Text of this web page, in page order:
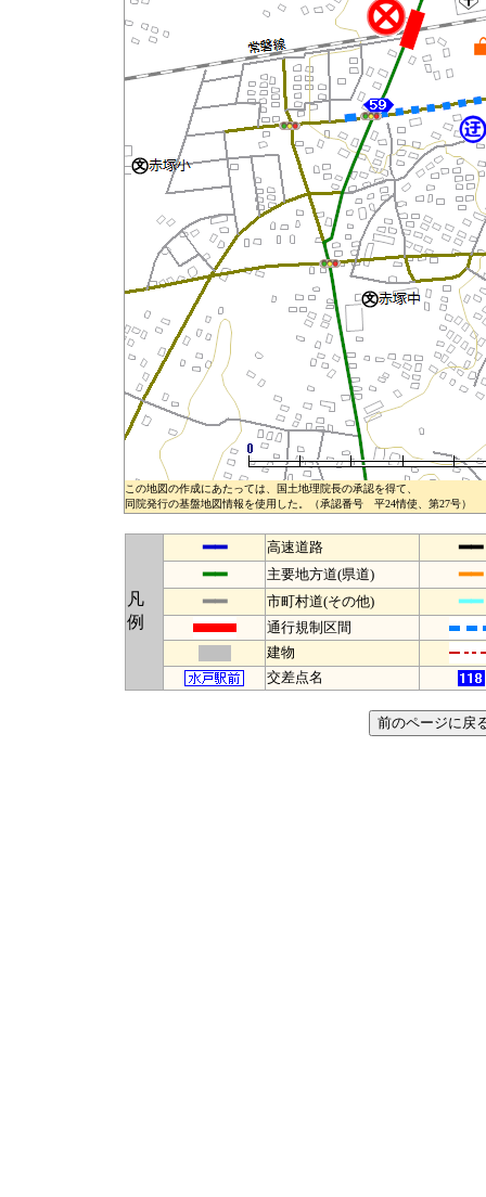
この地図の作成にあたっては、国土地理院長の承認を得て、
同院発行の基盤地図情報を使用した。（承認番号 平24情使、第27号）
凡
例
━━ 高速道路
━━
━━
主要地方道(県道)
━━
━━
市町村道(その他) ━━
通行規制区間
建物
交差点名